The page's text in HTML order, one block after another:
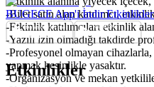
-Bilet satın alan katılımcı,
-Etkinlik katılımcıları etkinlik
-Yazılı izin olmadığı takdirde
-Profesyonel olmayan cihazlarla,
yapmak kesinlikle yasaktır.
-Organizasyon ve mekan
BUGECE App'i İndir
Etkinlikler